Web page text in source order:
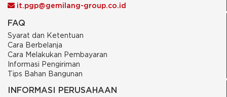
it.pgp@gemilang-group.co.id
FAQ
Syarat dan Ketentuan
Cara Berbelanja
Cara Melakukan Pembayaran
Informasi Pengiriman
Tips Bahan Bangunan
INFORMASI PERUSAHAAN